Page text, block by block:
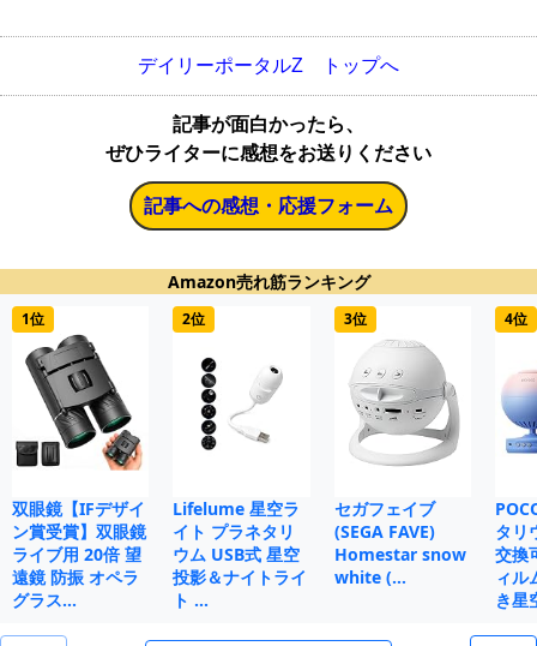
デイリーポータルZ トップへ
記事が面白かったら、
ぜひライターに感想をお送りください
記事への感想・応援フォーム
Amazon売れ筋ランキング
1位
双眼鏡【IFデザイ
ン賞受賞】双眼鏡
ライブ用 20倍 望
遠鏡 防振 オペラ
グラス…
2位
Lifelume 星空ラ
イト プラネタリ
ウム USB式 星空
投影＆ナイトライ
ト …
3位
セガフェイブ
(SEGA FAVE)
Homestar snow
white (…
4位
タリ
交換
ィル
き星